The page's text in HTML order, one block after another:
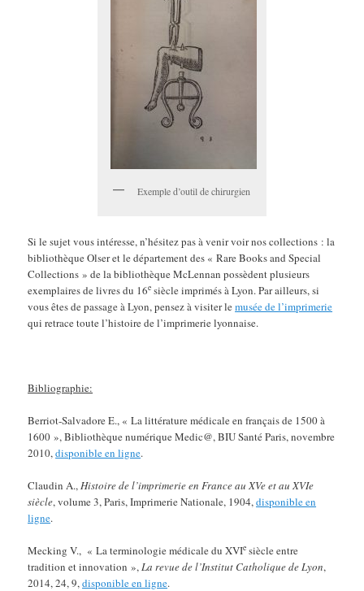
Exemple d’outil de chirurgien
Si le sujet vous intéresse, n’hésitez pas à venir voir nos collections : la
bibliothèque Olser et le département des « Rare Books and Special
Collections » de la bibliothèque McLennan possèdent plusieurs
exemplaires de livres du 16e siècle imprimés à Lyon. Par ailleurs, si
vous êtes de passage à Lyon, pensez à visiter lemusée de l’imprimerie
qui retrace toute l’histoire de l’imprimerie lyonnaise.
Bibliographie:
Berriot-Salvadore E., « La littérature médicale en français de 1500 à
1600 », Bibliothèque numérique Medic@, BIU Santé Paris, novembre
2010,disponible en ligne.
Claudin A.,Histoire de l’imprimerie en France au XVe et au XVIe
siècle, volume 3, Paris, Imprimerie Nationale, 1904,disponible en
ligne.
Mecking V., « La terminologie médicale du XVIe siècle entre
tradition et innovation »,La revue de l’Institut Catholique de Lyon,
2014, 24, 9,disponible en ligne.